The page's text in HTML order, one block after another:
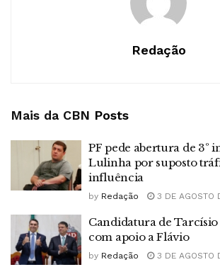
Redação
Mais da CBN Posts
PF pede abertura de 3º
Lulinha por suposto
influência
by Redação 3 DE AGOSTO
Candidatura de
com apoio a Flávio
by Redação 3 DE AGOSTO